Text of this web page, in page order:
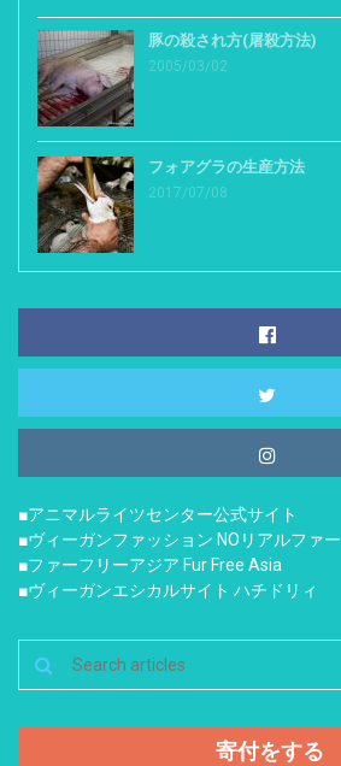
豚の殺され方(屠殺方法)
2005/03/02
フォアグラの生産方法
2017/07/08
■アニマルライツセンター公式サイト
■ヴィーガンファッション NOリアルファー
■ファーフリーアジア Fur Free Asia
■ヴィーガンエシカルサイト ハチドリィ
寄付をする